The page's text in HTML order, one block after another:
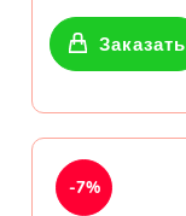
Заказать
-7%